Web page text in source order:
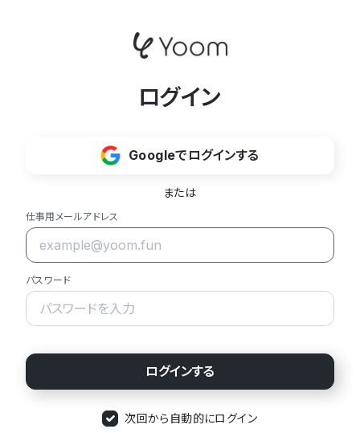
ログイン
Googleでログインする
または
仕事用メールアドレス
パスワード
次回から自動的にログイン